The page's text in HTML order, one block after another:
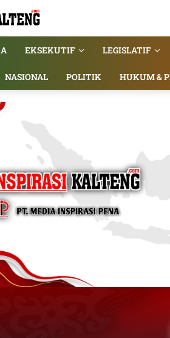
EKSEKUTIF LEGISLATIF
NASIONAL POLITIK HUKUM &